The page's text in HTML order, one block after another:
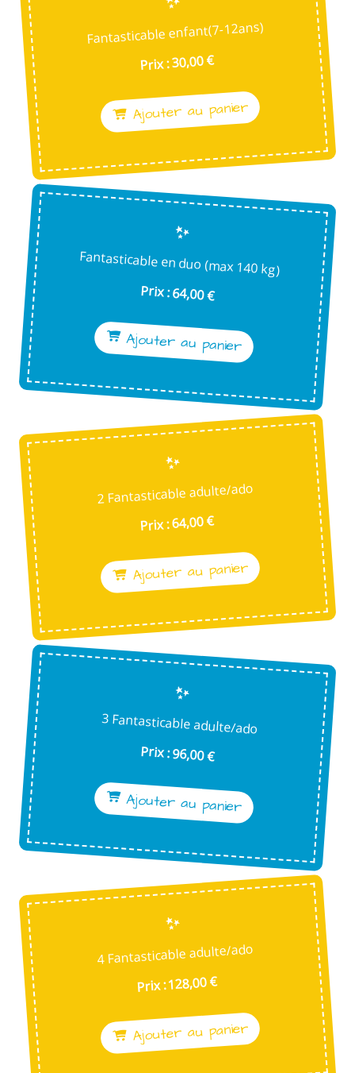
Fantasticable enfant(7-12ans)
Prix : 30,00 €
Ajouter au panier
Fantasticable en duo (max 140 kg)
Prix : 64,00 €
Ajouter au panier
2 Fantasticable adulte/ado
Prix : 64,00 €
Ajouter au panier
3 Fantasticable adulte/ado
Prix : 96,00 €
Ajouter au panier
4 Fantasticable adulte/ado
Prix : 128,00 €
Ajouter au panier